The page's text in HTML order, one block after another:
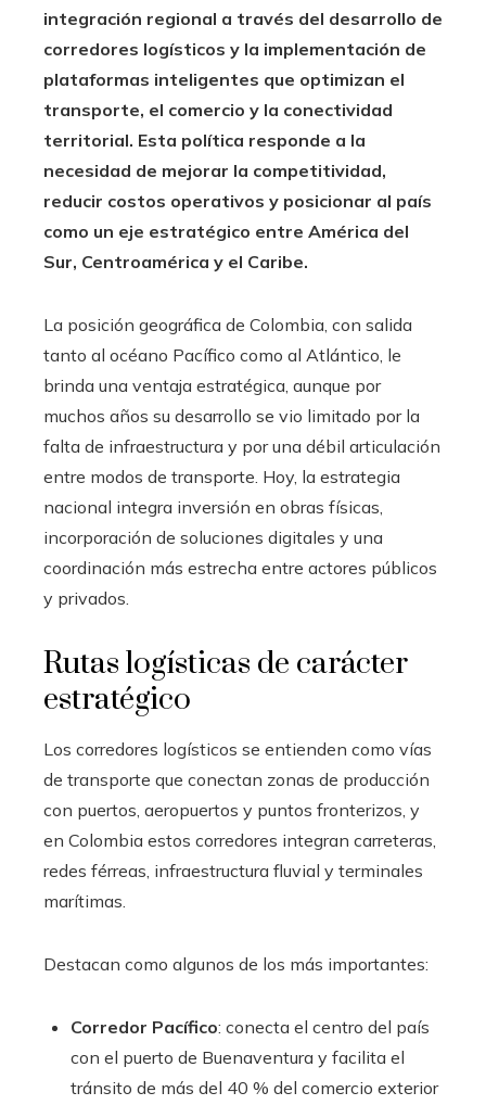
integración regional a través del desarrollo de
corredores logísticos y la implementación de
plataformas inteligentes que optimizan el
transporte, el comercio y la conectividad
territorial. Esta política responde a la
necesidad de mejorar la competitividad,
reducir costos operativos y posicionar al país
como un eje estratégico entre América del
Sur, Centroamérica y el Caribe.
La posición geográfica de Colombia, con salida
tanto al océano Pacífico como al Atlántico, le
brinda una ventaja estratégica, aunque por
muchos años su desarrollo se vio limitado por la
falta de infraestructura y por una débil articulación
entre modos de transporte. Hoy, la estrategia
nacional integra inversión en obras físicas,
incorporación de soluciones digitales y una
coordinación más estrecha entre actores públicos
y privados.
Rutas logísticas de carácter
estratégico
Los corredores logísticos se entienden como vías
de transporte que conectan zonas de producción
con puertos, aeropuertos y puntos fronterizos, y
en Colombia estos corredores integran carreteras,
redes férreas, infraestructura fluvial y terminales
marítimas.
Destacan como algunos de los más importantes:
Corredor Pacífico: conecta el centro del país
con el puerto de Buenaventura y facilita el
tránsito de más del 40 % del comercio exterior